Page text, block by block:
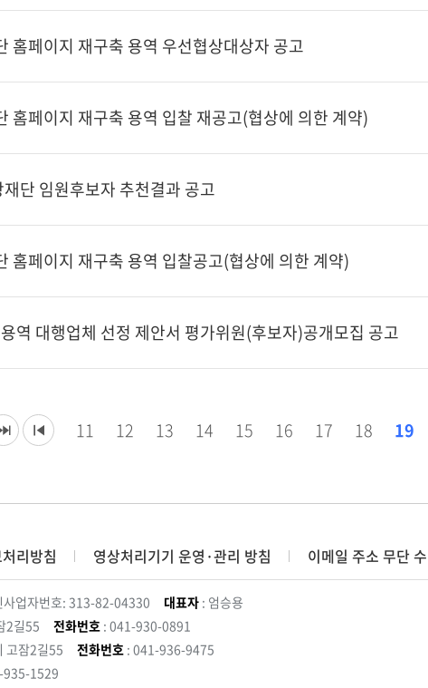
홈페이지 재구축 용역 우선협상대상자 공고
홈페이지 재구축 용역 입찰 재공고(협상에 의한 계약)
단 임원후보자 추천결과 공고
홈페이지 재구축 용역 입찰공고(협상에 의한 계약)
역 대행업체 선정 제안서 평가위원(후보자)공개모집 공고
11 12 13 14 15 16 17 18 19
리방침 영상처리기기 운영·관리 방침 이메일 주소 무단
사업자번호: 313-82-04330 대표자 : 엄승용
2길55 전화번호 : 041-930-0891
고잠2길55 전화번호 : 041-936-9475
935-1529